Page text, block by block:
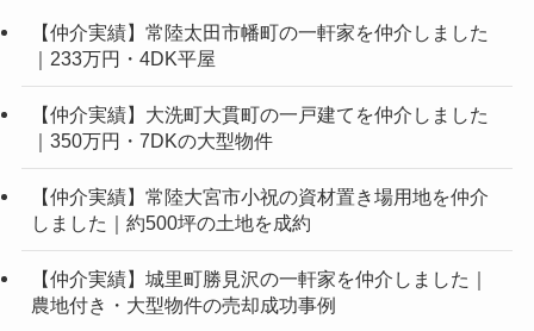
【仲介実績】常陸太田市幡町の一軒家を仲介しました
｜233万円・4DK平屋
【仲介実績】大洗町大貫町の一戸建てを仲介しました
｜350万円・7DKの大型物件
【仲介実績】常陸大宮市小祝の資材置き場用地を仲介
しました｜約500坪の土地を成約
【仲介実績】城里町勝見沢の一軒家を仲介しました｜
農地付き・大型物件の売却成功事例